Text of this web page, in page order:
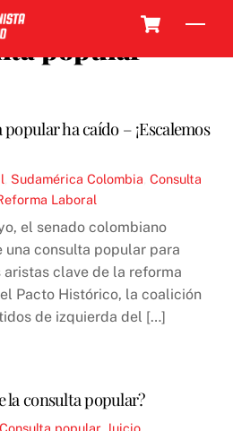
popular
ha caído – ¡Escalemos
Sudamérica Colombia ,Consulta
Laboral
el senado colombiano
consulta popular para
clave de la reforma
Pacto Histórico, la coalición
de izquierda del […]
la consulta popular?
Consulta popular,Juicio